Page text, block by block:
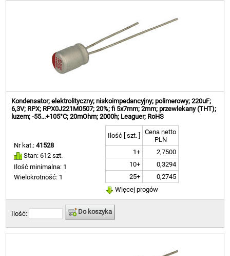
Kondensator; elektrolityczny; niskoimpedancyjny; polimerowy; 220uF;
6,3V; RPX; RPX0J221M0507; 20%; fi 5x7mm; 2mm; przewlekany (THT);
luzem; -55...+105°C; 20mOhm; 2000h; Leaguer; RoHS
Nr kat.:41528
Stan: 612 szt.
Ilość minimalna: 1
Wielokrotność: 1
Ilość [ szt. ]
Cena netto
PLN
1+
2,7500
10+
0,3294
25+
0,2745
Więcej progów
Ilość: Do koszyka